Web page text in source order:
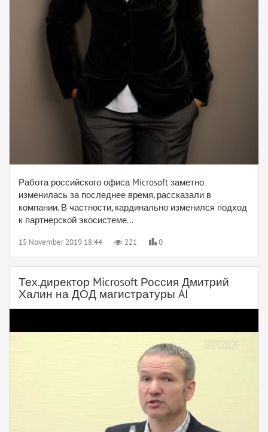
Работа российского офиса Microsoft заметно
изменилась за последнее время, рассказали в
компании. В частности, кардинально изменился подход
к партнерской экосистеме...
15 November 2019 18:44 221 0
Тех.директор Microsoft Россия Дмитрий
Халин на ДОД магистратуры AI